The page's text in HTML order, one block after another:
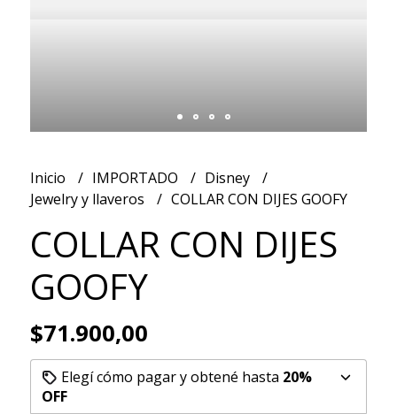
Inicio IMPORTADO
Disney
Jewelry y llaveros
COLLAR CON DIJES GOOFY
COLLAR CON DIJES
GOOFY
$71.900,00
Elegí cómo pagar y obtené hasta 20%
OFF